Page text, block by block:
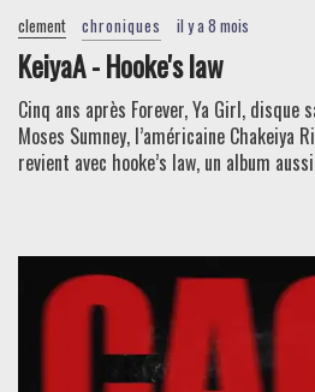
clement chroniques il y a 8 mois
KeiyaA - Hooke's law
Cinq ans après Forever, Ya Girl, disque
Moses Sumney, l’américaine Chakeiya
revient avec hooke’s law, un album